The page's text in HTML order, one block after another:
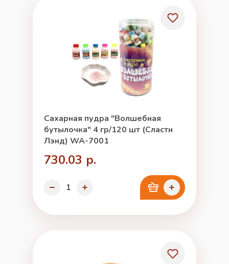
Сахарная пудра "Волшебная
бутылочка" 4 гр/120 шт (Сласти
Лэнд) WA-7001
730.03 р.